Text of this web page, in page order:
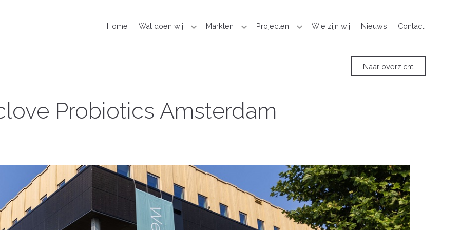
Home Wat doen wij Markten Projecten Wie zijn wij Nieuws Contact
Naar overzicht
Probiotics Amsterdam